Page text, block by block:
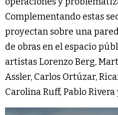
Complementando estas
proyectan sobre una
de obras en el espacio
artistas Lorenzo Berg,
Assler, Carlos Ortúzar,
Carolina Ruff, Pablo